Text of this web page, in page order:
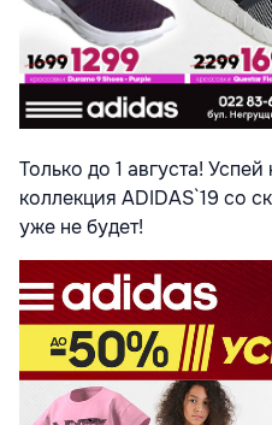
Только до 1 августа!
коллекция ADIDAS`19 со
уже не будет!